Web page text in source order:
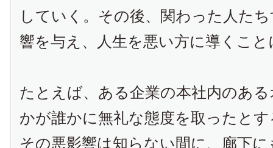
していく。その後、関わった人た
響を与え、人生を悪い方に導くこ
たとえば、ある企業の本社内のあ
かが誰かに無礼な態度を取ったと
その悪影響は知らない間に、廊下